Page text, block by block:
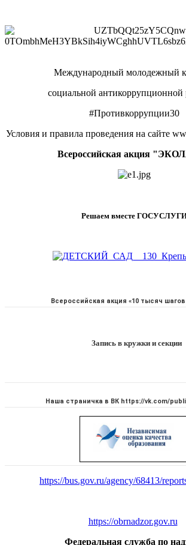
Международный молодежный
социальной антикоррупционной
#Противкоррупции30
Условия и правила проведения на сайте
Всероссийская акция
Решаем вместе
Всероссийская акция «10 тысяч
Запись в кружки и секции
Наша страничка в ВК https://vk.com/
https://bus.gov.ru/agency/68413/
https://obrnadzor.gov.ru
Федеральная служба по